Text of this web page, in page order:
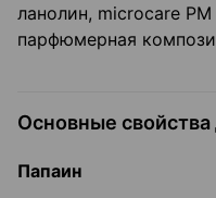
ланолин, microcare
парфюмерная
Основные
Папаин